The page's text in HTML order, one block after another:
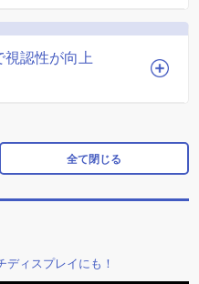
認性が向上
全て閉じる
ディスプレイにも！